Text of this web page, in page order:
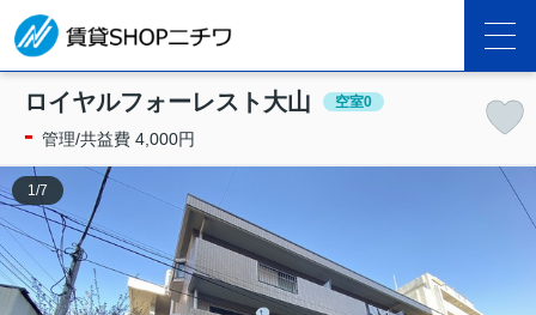
ロイヤルフォーレスト大山 空室0
- 管理/共益費 4,000円
1 /7